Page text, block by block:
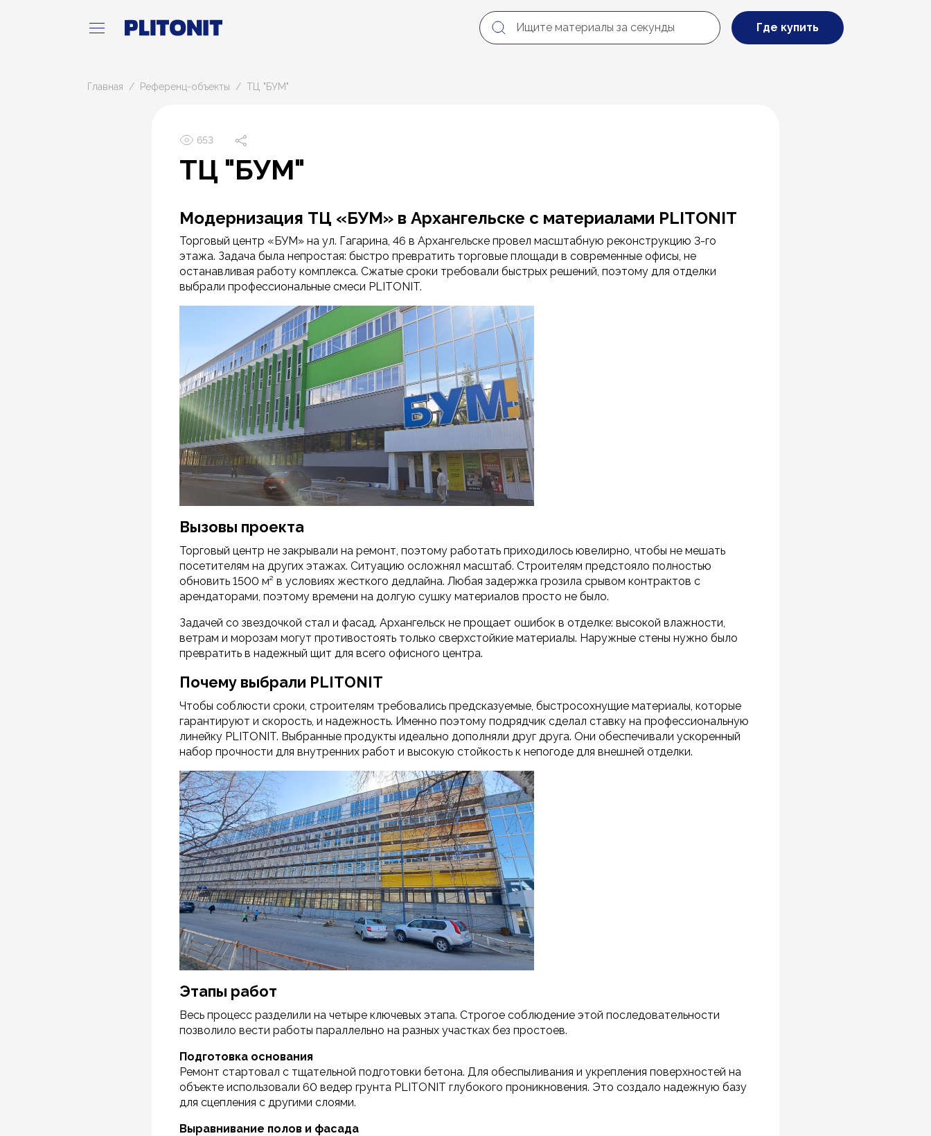
Где купить
Главная Референц-объекты ТЦ "БУМ"
653
ТЦ "БУМ"
Модернизация ТЦ «БУМ» в Архангельске с материалами PLITONIT
Торговый центр «БУМ» на ул. Гагарина, 46 в Архангельске провел масштабную реконструкцию 3-го
этажа. Задача была непростая: быстро превратить торговые площади в современные офисы, не
останавливая работу комплекса. Сжатые сроки требовали быстрых решений, поэтому для отделки
выбрали профессиональные смеси PLITONIT.
Вызовы проекта
Торговый центр не закрывали на ремонт, поэтому работать приходилось ювелирно, чтобы не мешать
посетителям на других этажах. Ситуацию осложнял масштаб. Строителям предстояло полностью
обновить 1500 м² в условиях жесткого дедлайна. Любая задержка грозила срывом контрактов с
арендаторами, поэтому времени на долгую сушку материалов просто не было.
Задачей со звездочкой стал и фасад. Архангельск не прощает ошибок в отделке: высокой влажности,
ветрам и морозам могут противостоять только сверхстойкие материалы. Наружные стены нужно было
превратить в надежный щит для всего офисного центра.
Почему выбрали PLITONIT
Чтобы соблюсти сроки, строителям требовались предсказуемые, быстросохнущие материалы, которые
гарантируют и скорость, и надежность. Именно поэтому подрядчик сделал ставку на профессиональную
линейку PLITONIT. Выбранные продукты идеально дополняли друг друга. Они обеспечивали ускоренный
набор прочности для внутренних работ и высокую стойкость к непогоде для внешней отделки.
Этапы работ
Весь процесс разделили на четыре ключевых этапа. Строгое соблюдение этой последовательности
позволило вести работы параллельно на разных участках без простоев.
Подготовка основания
Ремонт стартовал с тщательной подготовки бетона. Для обеспыливания и укрепления поверхностей на
объекте использовали 60 ведер грунта PLITONIT глубокого проникновения. Это создало надежную базу
для сцепления с другими слоями.
Выравнивание полов и фасада